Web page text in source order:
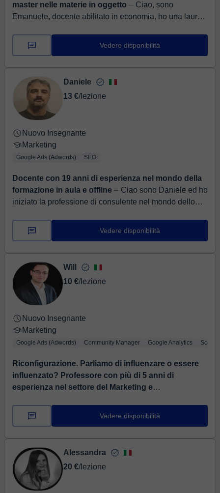
master nelle materie in oggetto ⏤ Ciao, sono
Emanuele, docente abilitato in economia, ho una laurea
un master in innovation retail ...
Vedere disponibilità
Daniele
13 €/lezione
Nuovo Insegnante
Marketing
Google Ads (Adwords) SEO
Docente con 19 anni di esperienza nel mondo della
formazione in aula e offline ⏤ Ciao sono Daniele ed ho
iniziato la professione di consulente nel mondo dello
rendendomi conto che le ...
Vedere disponibilità
Will
10 €/lezione
Nuovo Insegnante
Marketing
Google Ads (Adwords) Community Manager Google Analytics Social
Riconfigurazione. Parliamo di influenzare o essere
influenzato? Professore con più di 5 anni di
esperienza nel settore del Marketing e
Ciao a tutti! Mi chiamo Will, sono un professionista della
comunicazione è pubblicità. Ho un livello madrelingua
Vedere disponibilità
Alessandra
20 €/lezione